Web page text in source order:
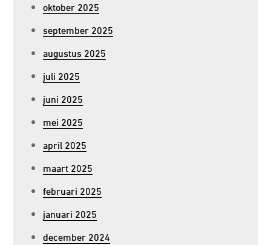
oktober 2025
september 2025
augustus 2025
juli 2025
juni 2025
mei 2025
april 2025
maart 2025
februari 2025
januari 2025
december 2024